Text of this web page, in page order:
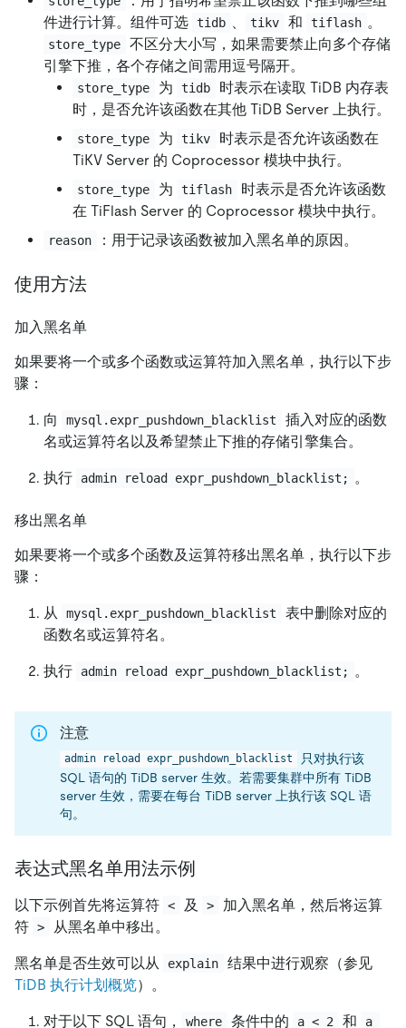
件进行计算。组件可选 tidb 、 tikv 和 tiflash 。
store_type
不区分大小写，如果需要禁止向多个存储
引擎下推，各个存储之间需用逗号隔开。
store_type 为 tidb
时表示在读取 TiDB 内存表
时，是否允许该函数在其他 TiDB Server 上执行。
store_type 为 tikv
时表示是否允许该函数在
TiKV Server 的 Coprocessor 模块中执行。
store_type 为 tiflash
时表示是否允许该函数
在 TiFlash Server 的 Coprocessor 模块中执行。
reason ：用于记录该函数被加入黑名单的原因。
使用方法
加入黑名单
如果要将一个或多个函数或运算符加入黑名单，执行以下步
骤：
向 mysql.expr_pushdown_blacklist
插入对应的函数
名或运算符名以及希望禁止下推的存储引擎集合。
执行 admin reload expr_pushdown_blacklist; 。
移出黑名单
如果要将一个或多个函数及运算符移出黑名单，执行以下步
骤：
从 mysql.expr_pushdown_blacklist
表中删除对应的
函数名或运算符名。
执行 admin reload expr_pushdown_blacklist; 。
注意
admin reload expr_pushdown_blacklist
只对执行该
SQL 语句的 TiDB server 生效。若需要集群中所有 TiDB
server 生效，需要在每台 TiDB server 上执行该 SQL 语
句。
表达式黑名单用法示例
以下示例首先将运算符 < 及 >
加入黑名单，然后将运算
符 > 从黑名单中移出。
黑名单是否生效可以从 explain
结果中进行观察（参见
TiDB 执行计划概览）。
对于以下 SQL 语句， where 条件中的 a < 2 和 a